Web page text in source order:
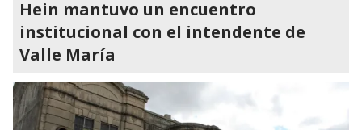
Hein mantuvo un encuentro
institucional con el intendente de
Valle María